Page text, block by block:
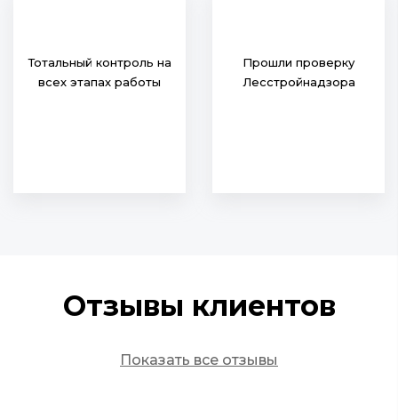
Тотальный контроль на
всех этапах работы
Прошли проверку
Лесстройнадзора
Отзывы клиентов
Показать все отзывы